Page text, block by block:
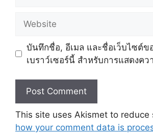
บันทึกชื่อ, อีเมล และชื่อเว็บไซต์ข
เบราว์เซอร์นี้ สำหรับการแสดงคว
This site uses Akismet to reduce
how your comment data is